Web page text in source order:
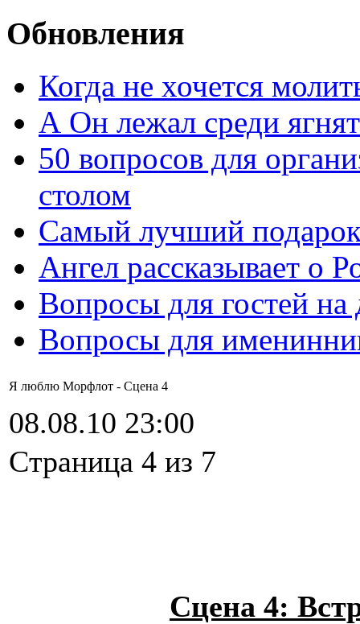
Обновления
Когда не хочется
А Он лежал среди ягнят
50 вопросов для
столом
Самый лучший
Ангел рассказывает о
Вопросы для гостей
Вопросы для
Я люблю Морфлот - Сцена 4
08.08.10 23:00
Cтраница 4 из 7
Сцена 4: